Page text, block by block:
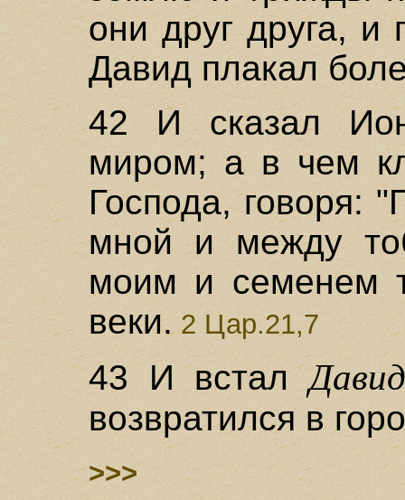
они друг друга, и
Давид плакал
42 И сказал
миром; а в чем
Господа, говоря:
мной и между
моим и семенем
веки.2 Цар.21,7
43 И всталДавид
возвратился в
>>>